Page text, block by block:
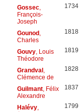
Gossec,
François-
Joseph
1734
Gounod,
Charles
1818
Gouvy, Louis
Théodore
1819
Grandval,
Clémence de
1828
Guilmant, Félix
Alexandre
1837
Halévy,
1799